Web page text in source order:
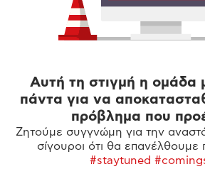
Αυτή τη στιγμή η ομάδα
πάντα για να
πρόβλημα που
Ζητούμε συγγνώμη για την
σίγουροι ότι θα
#staytuned